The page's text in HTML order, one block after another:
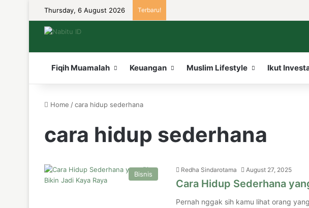
Thursday, 6 August 2026 Terbaru!
Fiqih Muamalah Keuangan Muslim Lifestyle Ikut
Home /cara hidup sederhana
cara hidup sederhana
Bisnis
Redha Sindarotama August 27, 2025
Cara Hidup Sederhana
Pernah nggak sih kamu lihat orang